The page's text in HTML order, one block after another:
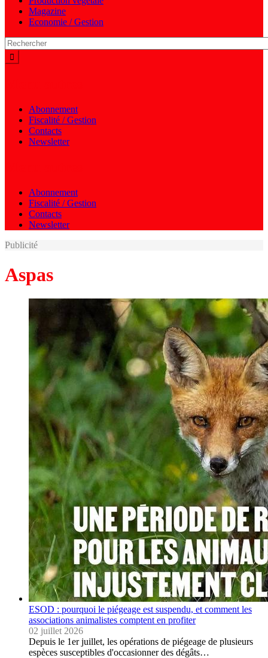
Magazine
Economie / Gestion
Abonnement
Fiscalité / Gestion
Contacts
Newsletter
Abonnement
Fiscalité / Gestion
Contacts
Newsletter
Publicité
Aspas
ESOD : pourquoi le piégeage est suspendu, et comment les
associations animalistes comptent en profiter
02 juillet 2026
Depuis le 1er juillet, les opérations de piégeage de plusieurs
espèces susceptibles d'occasionner des dégâts…